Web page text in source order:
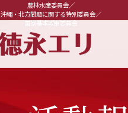
農林水産委員会／
沖縄・北方問題に関する特別委員会／
国家基本政策委員会